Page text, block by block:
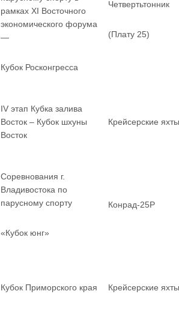
рамках XI Восточного
экономического форума
—
Кубок Росконгресса
Четвертьтонник
(Плату 25)
IV этап Кубка залива
Восток – Кубок шхуны
Восток
Крейсерские яхты
Соревнования г.
Владивостока по
парусному спорту
«Кубок юнг»
Конрад-25Р
Кубок Приморского края Крейсерские яхты